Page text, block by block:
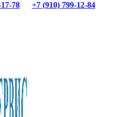
78
+7 (910) 799-12-84